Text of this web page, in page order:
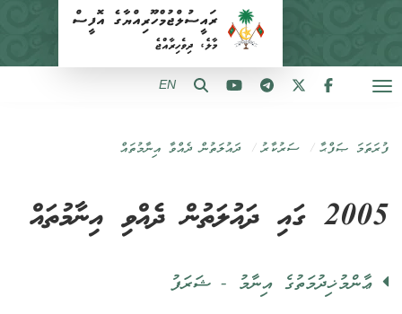
EN
ފުރަތަމަ ޞަފްޙާ ސަރުކާރު ދައުލަތުން ދެއްވާ އިނާމުތައް
2005 ގައި ދައުލަތުން ދެއްވި އިނާމުތައް
ޢާންމުޚިދުމަތުގެ އިނާމު - ޝަރަފު